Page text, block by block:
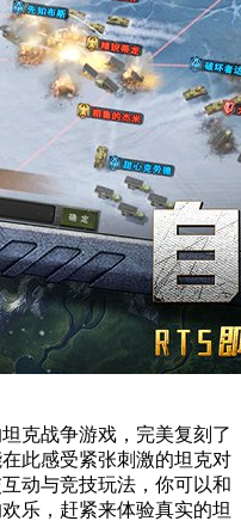
克战争游戏，完美复刻了
此感受紧张刺激的坦克对
动与竞技玩法，你可以和
乐，赶紧来体验真实的坦